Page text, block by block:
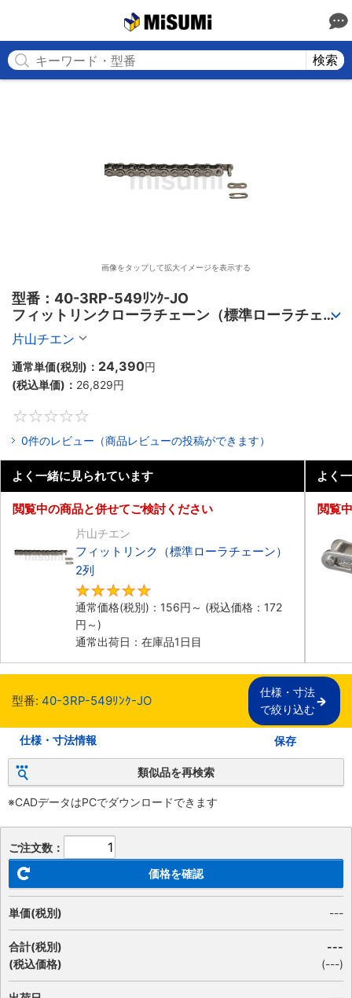
検索
画像をタップして拡大イメージを表示する
型番：40-3RP-549ﾘﾝｸ-JO
フィットリンクローラチェーン（標準ローラチェー
ン） 3列
片山チエン
通常単価(税別)： 24,390円
(税込単価)： 26,829円
0件のレビュー（商品レビューの投稿ができます）
よく一緒に見られています
閲覧中の商品と併せてご検討ください
片山チエン
フィットリンク（標準ローラチェーン）
2列
通常価格(税別)： 156円 ～ (税込価格： 172
円 ～)
通常出荷日：在庫品1日目
よく
閲覧
型番: 40-3RP-549ﾘﾝｸ-JO
仕様・寸法
で絞り込む
仕様・寸法情報 保存
類似品を再検索
※CADデータはPCでダウンロードできます
ご注文数：
価格を確認
単価(税別) ---
合計(税別)
(税込価格)
---
(---)